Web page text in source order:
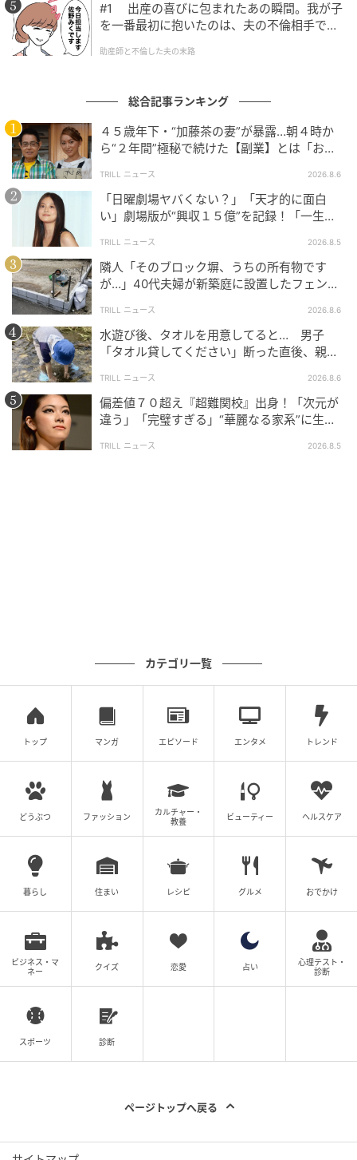
〈右〉ダイヤモンドが直線的に並んだ、知的でモダンな雰囲気。リング［ダ
イヤモンド×YG ］2,365,000円（ウエダジュエラー）〈左〉小花があしらわれ
ているためボリューム感がありつつも可愛らしい印象。［ダイヤモンド×WG
ハンドクリームを使ったマッサージ法
手や指に悩みを抱える人が多い乳がん患者向けの講演
会で大反響があったというマッサージ法をご紹介しま
す。毎日気づいたときに行うことで、こわばりの定着
を防ぎ、動かしづらさが解消します。乾燥して老けた
印象になりがちな手元がしっとり、ふっくらするとい
う嬉しい“おまけ”もあります。
“手外科”の専門医・武石先生がレクチャー
写真＝本人提供
武石明精先生一般社団法人乳房再建研究所 理事
たけいしめいせい●東京慈恵会医科大学卒業。順天堂
大学形成外科、静岡県立静岡がんセンター、南大和病
院乳房再建センター、横浜市立大学形成外科、ナグモ
診察・治療を行う。乳房再建のスペシャリストである
と同時に、手外科専門医として手指の病変においても
多くの症例をもち、横断的な知識で治療に当たる。日
本手外科学会（専門医）、日本形成外科学会（専門
#1 出産の喜びに包まれたあの瞬間。我が子
を一番最初に抱いたのは、夫の不倫相手でし
助産師と不倫した夫の末路
総合記事ランキング
４５歳年下・“加藤茶の妻”が暴露…朝４時か
ら“２年間”極秘で続けた【副業】とは「お金
TRILL ニュース 2026.8.6
「日曜劇場ヤバくない？」「天才的に面白
い」劇場版が“興収１５億”を記録！「一生言
TRILL ニュース 2026.8.5
隣人「そのブロック塀、うちの所有物です
が…」40代夫婦が新築庭に設置したフェン
TRILL ニュース 2026.8.6
水遊び後、タオルを用意してると… 男子
「タオル貸してください」断った直後、親が
TRILL ニュース 2026.8.6
偏差値７０超え『超難関校』出身！「次元が
違う」「完璧すぎる」“華麗なる家系”に生ま
TRILL ニュース 2026.8.5
カテゴリ一覧
トップ マンガ エピソード エンタメ トレンド
どうぶつ ファッション
カルチャー・
教養
ビューティー ヘルスケア
暮らし 住まい レシピ グルメ おでかけ
ビジネス・マ
ネー
クイズ 恋愛 占い
心理テスト・
診断
スポーツ 診断
ページトップへ戻る